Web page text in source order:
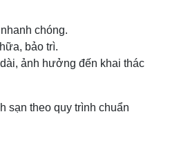
chóng.
bảo trì.
ảnh hưởng đến khai thác
sạn theo quy trình chuẩn